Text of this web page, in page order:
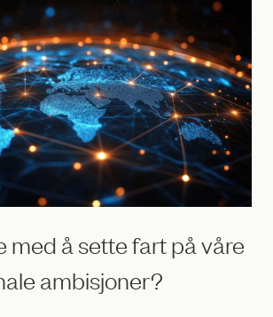
med å sette fart på våre
ambisjoner?